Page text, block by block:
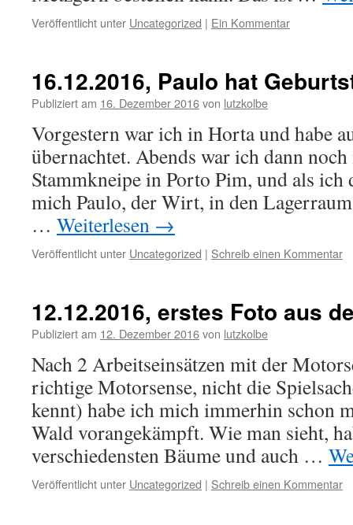
Veröffentlicht unter Uncategorized | Ein Kommentar
16.12.2016, Paulo hat
Publiziert am 16. Dezember 2016von lutzkolbe
Vorgestern war ich in Horta und habe
übernachtet. Abends war ich dann
Stammkneipe in Porto Pim, und als ich
mich Paulo, der Wirt, in den
… Weiterlesen →
Veröffentlicht unter Uncategorized | Schreib einen Kommentar
12.12.2016, erstes Foto aus
Publiziert am 12. Dezember 2016von lutzkolbe
Nach 2 Arbeitseinsätzen mit der
richtige Motorsense, nicht die
kennt) habe ich mich immerhin schon
Wald vorangekämpft. Wie man sieht,
verschiedensten Bäume und auch …
Veröffentlicht unter Uncategorized | Schreib einen Kommentar